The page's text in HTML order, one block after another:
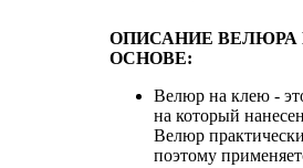
ОПИСАНИЕ ВЕЛЮРА
ОСНОВЕ:
Велюр на клею -
на который
Велюр
поэтому